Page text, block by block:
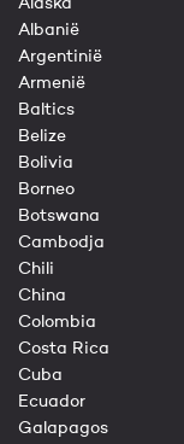
Alaska
Albanië
Argentinië
Armenië
Baltics
Belize
Bolivia
Borneo
Botswana
Cambodja
Chili
China
Colombia
Costa Rica
Cuba
Ecuador
Galapagos